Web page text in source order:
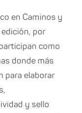
en Caminos y
edición, por
como
donde más
para elaborar
y sello